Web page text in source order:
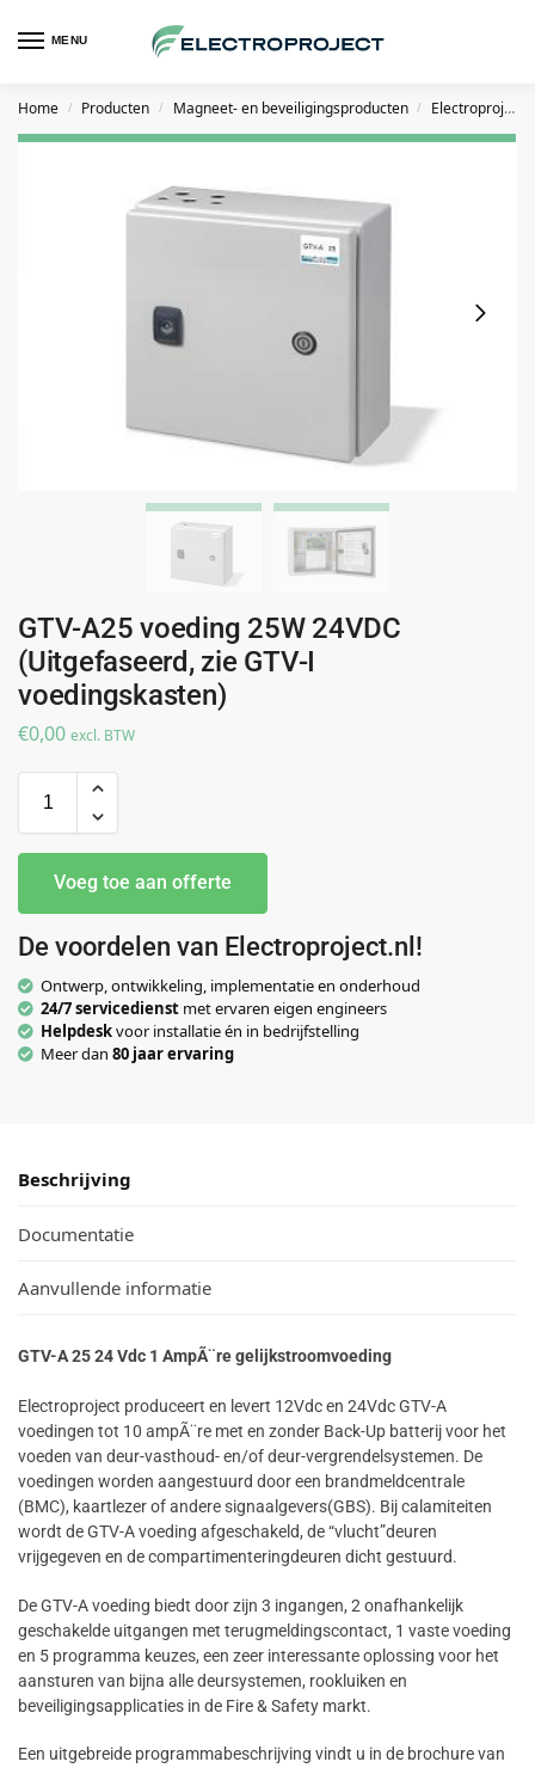
MENU
Home / Producten / Magneet- en beveiligingsproducten / Electroproject GTV voedingen
GTV-A25 voeding 25W 24VDC
(Uitgefaseerd, zie GTV-I
voedingskasten)
€0,00 excl. BTW
Voeg toe aan offerte
De voordelen van Electroproject.nl!
Ontwerp, ontwikkeling, implementatie en onderhoud
24/7 servicedienst met ervaren eigen engineers
Helpdeskvoor installatie én in bedrijfstelling
Meer dan 80 jaar ervaring
Beschrijving
Documentatie
Aanvullende informatie
GTV-A 25 24 Vdc 1 AmpÃ¨re gelijkstroomvoeding
Electroproject produceert en levert 12Vdc en 24Vdc GTV-A
voedingen tot 10 ampÃ¨re met en zonder Back-Up batterij voor het
voeden van deur-vasthoud- en/of deur-vergrendelsystemen. De
voedingen worden aangestuurd door een brandmeldcentrale
(BMC), kaartlezer of andere signaalgevers(GBS). Bij calamiteiten
wordt de GTV-A voeding afgeschakeld, de “vlucht”deuren
vrijgegeven en de compartimenteringdeuren dicht gestuurd.
De GTV-A voeding biedt door zijn 3 ingangen, 2 onafhankelijk
geschakelde uitgangen met terugmeldingscontact, 1 vaste voeding
en 5 programma keuzes, een zeer interessante oplossing voor het
aansturen van bijna alle deursystemen, rookluiken en
beveiligingsapplicaties in de Fire & Safety markt.
Een uitgebreide programmabeschrijving vindt u in de brochure van